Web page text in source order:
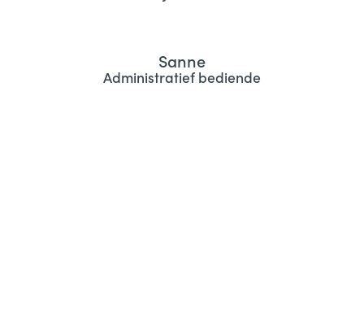
Sanne
Administratief bediende